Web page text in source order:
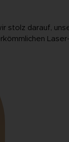
stolz darauf,